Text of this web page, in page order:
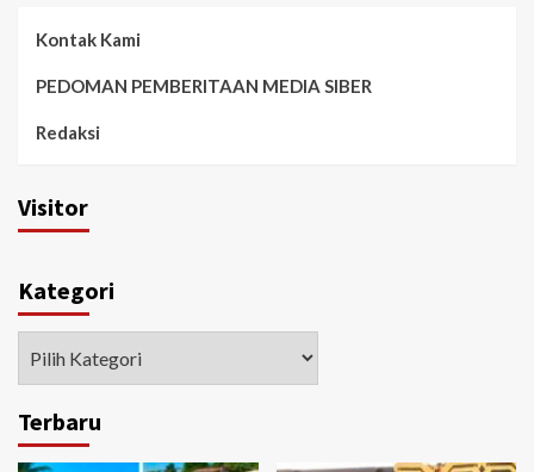
Kontak Kami
PEDOMAN PEMBERITAAN MEDIA SIBER
Redaksi
Visitor
Kategori
Terbaru